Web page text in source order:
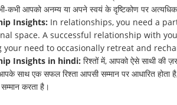
कभी आपको अनम्य या अपने स्वयं के दृष्टिकोण पर
Insights: In relationships, you need a
space. A successful relationship with
your need to occasionally retreat and
Insights in hindi: रिश्तों में, आपको ऐसे साथी की
साथ एक सफल रिश्ता आपसी सम्मान पर आधारित होता
करता है।